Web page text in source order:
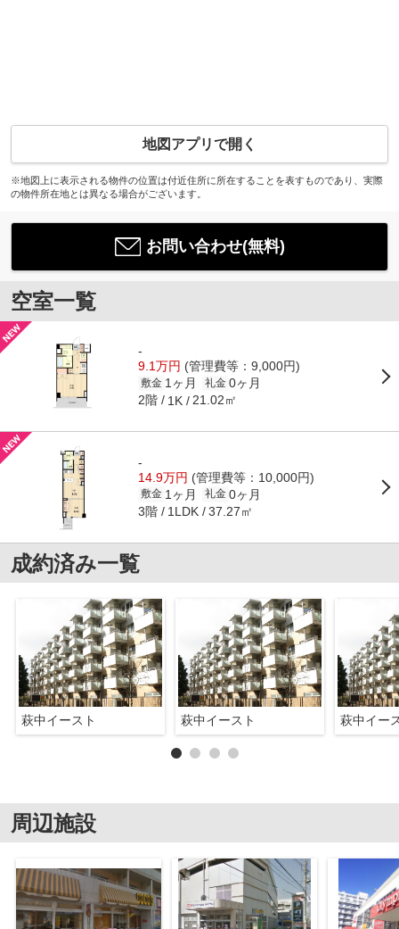
地図アプリで開く
※地図上に表示される物件の位置は付近住所に所在することを表すものであり、実際
の物件所在地とは異なる場合がございます。
お問い合わせ(無料)
空室一覧
-
9.1万円 (管理費等：9,000円)
敷金 1ヶ月 礼金 0ヶ月
2階 1K 21.02㎡
-
14.9万円 (管理費等：10,000円)
敷金 1ヶ月 礼金 0ヶ月
3階 1LDK 37.27㎡
成約済み一覧
萩中イースト 萩中イースト 萩中イー
周辺施設